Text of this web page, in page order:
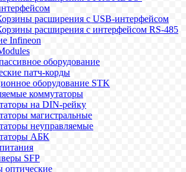
расширения с USB-интерфейсом
расширения с интерфейсом RS-485
Infineon
оборудование
патч-корды
оборудование STK
коммутаторы
на DIN-рейку
магистральные
неуправляемые
АБК
SFP
оптические